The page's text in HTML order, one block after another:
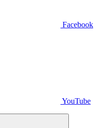
Facebook
YouTube